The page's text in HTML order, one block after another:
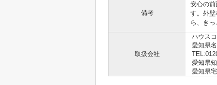
備考
安心の
す。外
ら、き
取扱会社
ハウス
愛知県
愛知県
愛知県